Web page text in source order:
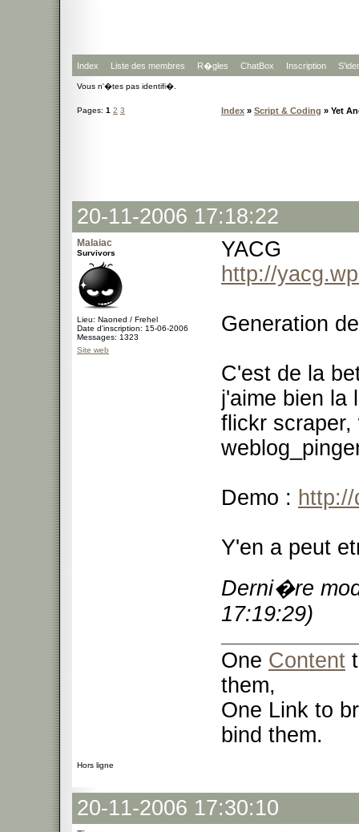
Index Liste des membres R�gles ChatBox Inscription
Vous n'�tes pas identifi�.
Pages: 1 2 3 Index » Script & Coding » Yet
20-11-2006 17:18:22
Malaiac
Survivors
Lieu: Naoned / Frehel
Date d'inscription: 15-06-2006
Messages: 1323
Site web
YACG
http://
Generation
C'est de la
j'aime bien la
flickr scraper,
Demo :
Y'en a peut
Derni�re
17:19:29)
One Content
them,
One Link to
bind them.
Hors ligne
20-11-2006 17:30:10